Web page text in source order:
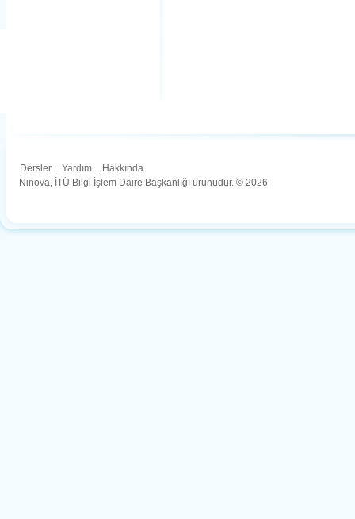
Dersler . Yardım . Hakkında
Ninova, İTÜ Bilgi İşlem Daire Başkanlığı ürünüdür. © 2026